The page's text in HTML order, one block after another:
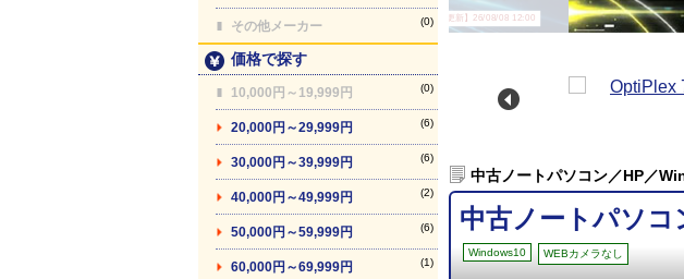
その他メーカー (0)
価格で探す
10,000円～19,999円 (0)
20,000円～29,999円 (6)
30,000円～39,999円 (6)
40,000円～49,999円 (2)
50,000円～59,999円 (6)
60,000円～69,999円 (1)
【最終更新】26/08/08 12:00
中古ノートパソコン／HP／
中古ノートパソ
Windows10 WEBカメラなし